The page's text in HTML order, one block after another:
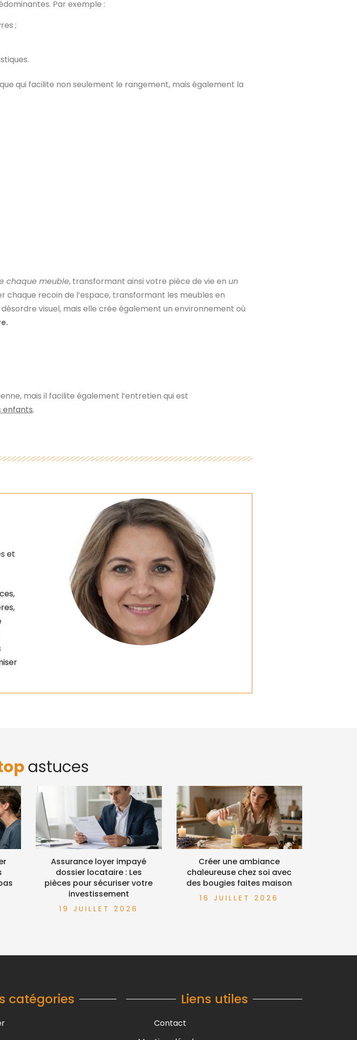
Par exemple :
;
qui facilite non seulement le rangement, mais également la
chaque meuble, transformant ainsi votre pièce de vie en un
recoin de l’espace, transformant les meubles en
visuel, mais elle crée également un environnement où
mais il facilite également l’entretien qui est
enfants.
et
astuces
Assurance loyer impayé
dossier locataire : Les
pièces pour sécuriser votre
investissement
19 JUILLET 2026
Créer une ambiance
chaleureuse chez soi avec
des bougies faites maison
16 JUILLET 2026
catégories Liens utiles
Contact